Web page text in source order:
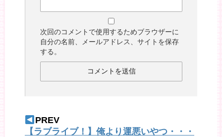
次回のコメントで使用するためブラウザーに
自分の名前、メールアドレス、サイトを保存
する。
PREV
【ラブライブ！】俺より運悪いやつ・・・